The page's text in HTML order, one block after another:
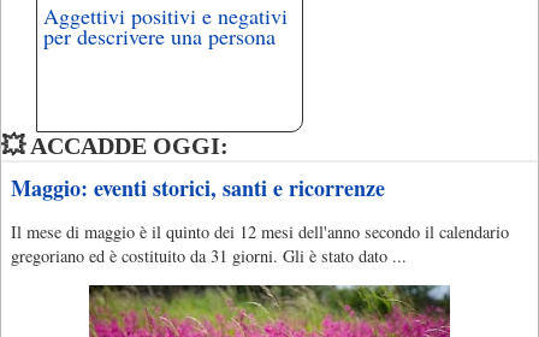
Aggettivi positivi e negativi
per descrivere una persona
💥 ACCADDE OGGI:
Maggio: eventi storici, santi e ricorrenze
Il mese di maggio è il quinto dei 12 mesi dell'anno secondo il calendario
gregoriano ed è costituito da 31 giorni. Gli è stato dato ...